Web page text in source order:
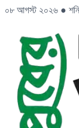
০৮ আগস্ট ২০২৬ ●